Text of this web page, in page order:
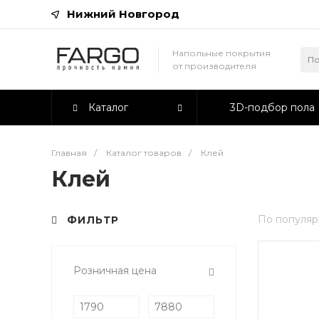
Нижний Новгород
Напольные покрытия
от производителя
Каталог 3D-подбор пола
Главная / Каталог товаров / Клей
Клей
ФИЛЬТР
Розничная цена
По